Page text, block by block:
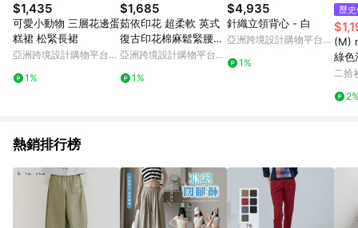
$1,435
可愛小動物 三層花邊蛋
糕裙 松緊長裙
亞洲跨境設計購物平台
1%
$1,685
茹依印花 超柔軟 英式
復古印花棉麻鬆緊腰舒
適短褲
亞洲跨境設計購物平台
1%
$4,935
針織立領背心 - 白
亞洲跨境設計購物平台
1%
歷
(M)
綠色
二拾
熱銷排行榜